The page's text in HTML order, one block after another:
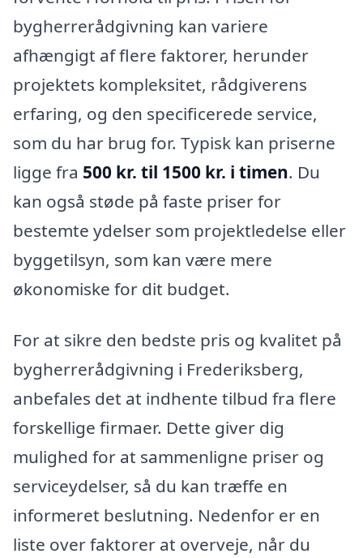
bygherrerådgivning kan variere
afhængigt af flere faktorer, herunder
projektets kompleksitet, rådgiverens
erfaring, og den specificerede service,
som du har brug for. Typisk kan priserne
ligge fra 500 kr. til 1500 kr. i timen. Du
kan også støde på faste priser for
bestemte ydelser som projektledelse eller
byggetilsyn, som kan være mere
økonomiske for dit budget.
For at sikre den bedste pris og kvalitet på
bygherrerådgivning i Frederiksberg,
anbefales det at indhente tilbud fra flere
forskellige firmaer. Dette giver dig
mulighed for at sammenligne priser og
serviceydelser, så du kan træffe en
informeret beslutning. Nedenfor er en
liste over faktorer at overveje, når du